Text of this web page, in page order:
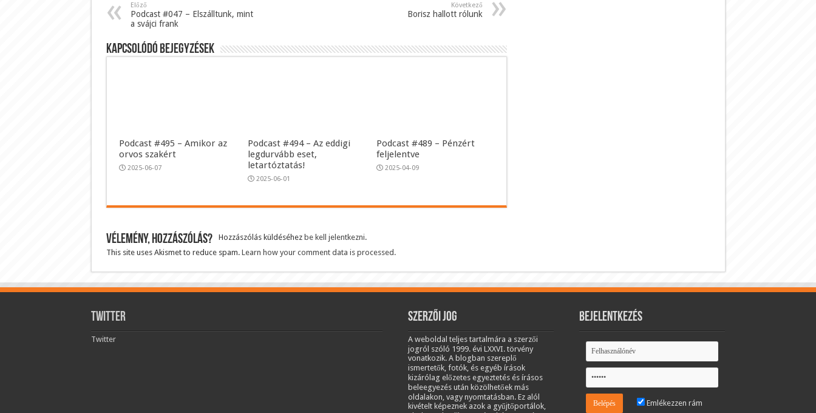
Előző
Podcast #047 – Elszálltunk, mint
a svájci frank
Következő
Borisz hallott rólunk
Kapcsolódó bejegyzések
Podcast #495 – Amikor az
orvos szakért
2025-06-07
Podcast #494 – Az eddigi
legdurvább eset,
letartóztatás!
2025-06-01
Podcast #489 – Pénzért
feljelentve
2025-04-09
Vélemény, hozzászólás? Hozzászólás küldéséhez be kell jelentkezni.
This site uses Akismet to reduce spam. Learn how your comment data is processed.
Twitter
Twitter
Szerzői jog
A weboldal teljes tartalmára a szerzői
jogról szóló 1999. évi LXXVI. törvény
vonatkozik. A blogban szereplő
ismertetők, fotók, és egyéb írások
kizárólag előzetes egyeztetés és írásos
beleegyezés után közölhetőek más
oldalakon, vagy nyomtatásban. Ez alól
kivételt képeznek azok a gyűjtőportálok,
Bejelentkezés
Emlékezzen rám